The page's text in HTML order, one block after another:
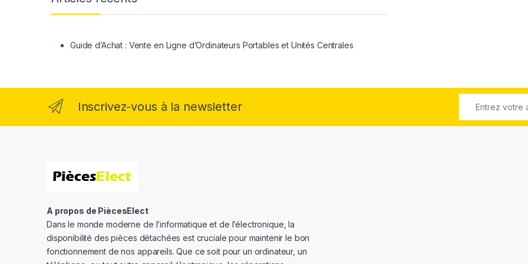
Guide d’Achat : Vente en Ligne d’Ordinateurs Portables et Unités Centrales
Inscrivez-vous à la newsletter
A propos de PiècesElect
Dans le monde moderne de l’informatique et de l’électronique, la
disponibilité des pièces détachées est cruciale pour maintenir le bon
fonctionnement de nos appareils. Que ce soit pour un ordinateur, un